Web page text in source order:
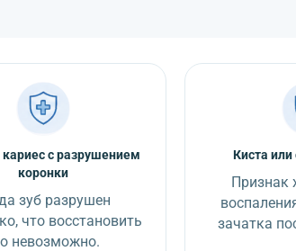
кариес с разрушением
коронки
зуб разрушен
что восстановить
невозможно.
Киста
Признак
зачатка